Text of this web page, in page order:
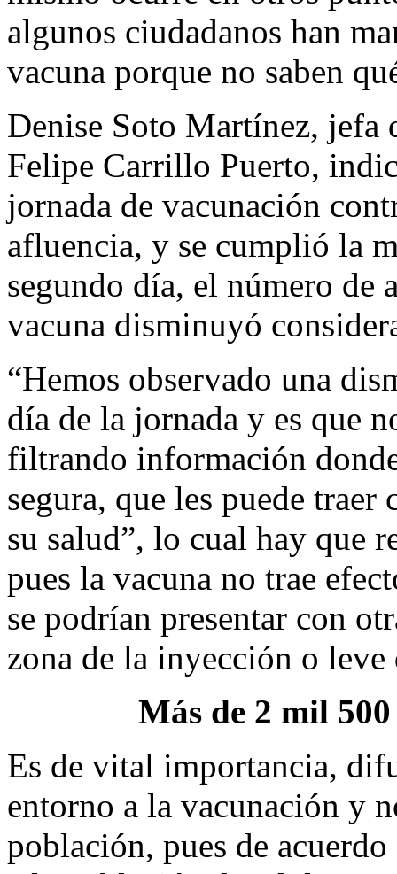
algunos ciudadanos han
vacuna porque no saben
Denise Soto Martínez, jefa
Felipe Carrillo Puerto,
jornada de vacunación
afluencia, y se cumplió la
segundo día, el número de
vacuna disminuyó
“Hemos observado una
día de la jornada y es que
filtrando información
segura, que les puede
su salud”, lo cual hay que
pues la vacuna no trae
se podrían presentar con
zona de la inyección o leve
Más de 2 mil
Es de vital importancia,
entorno a la vacunación y
población, pues de